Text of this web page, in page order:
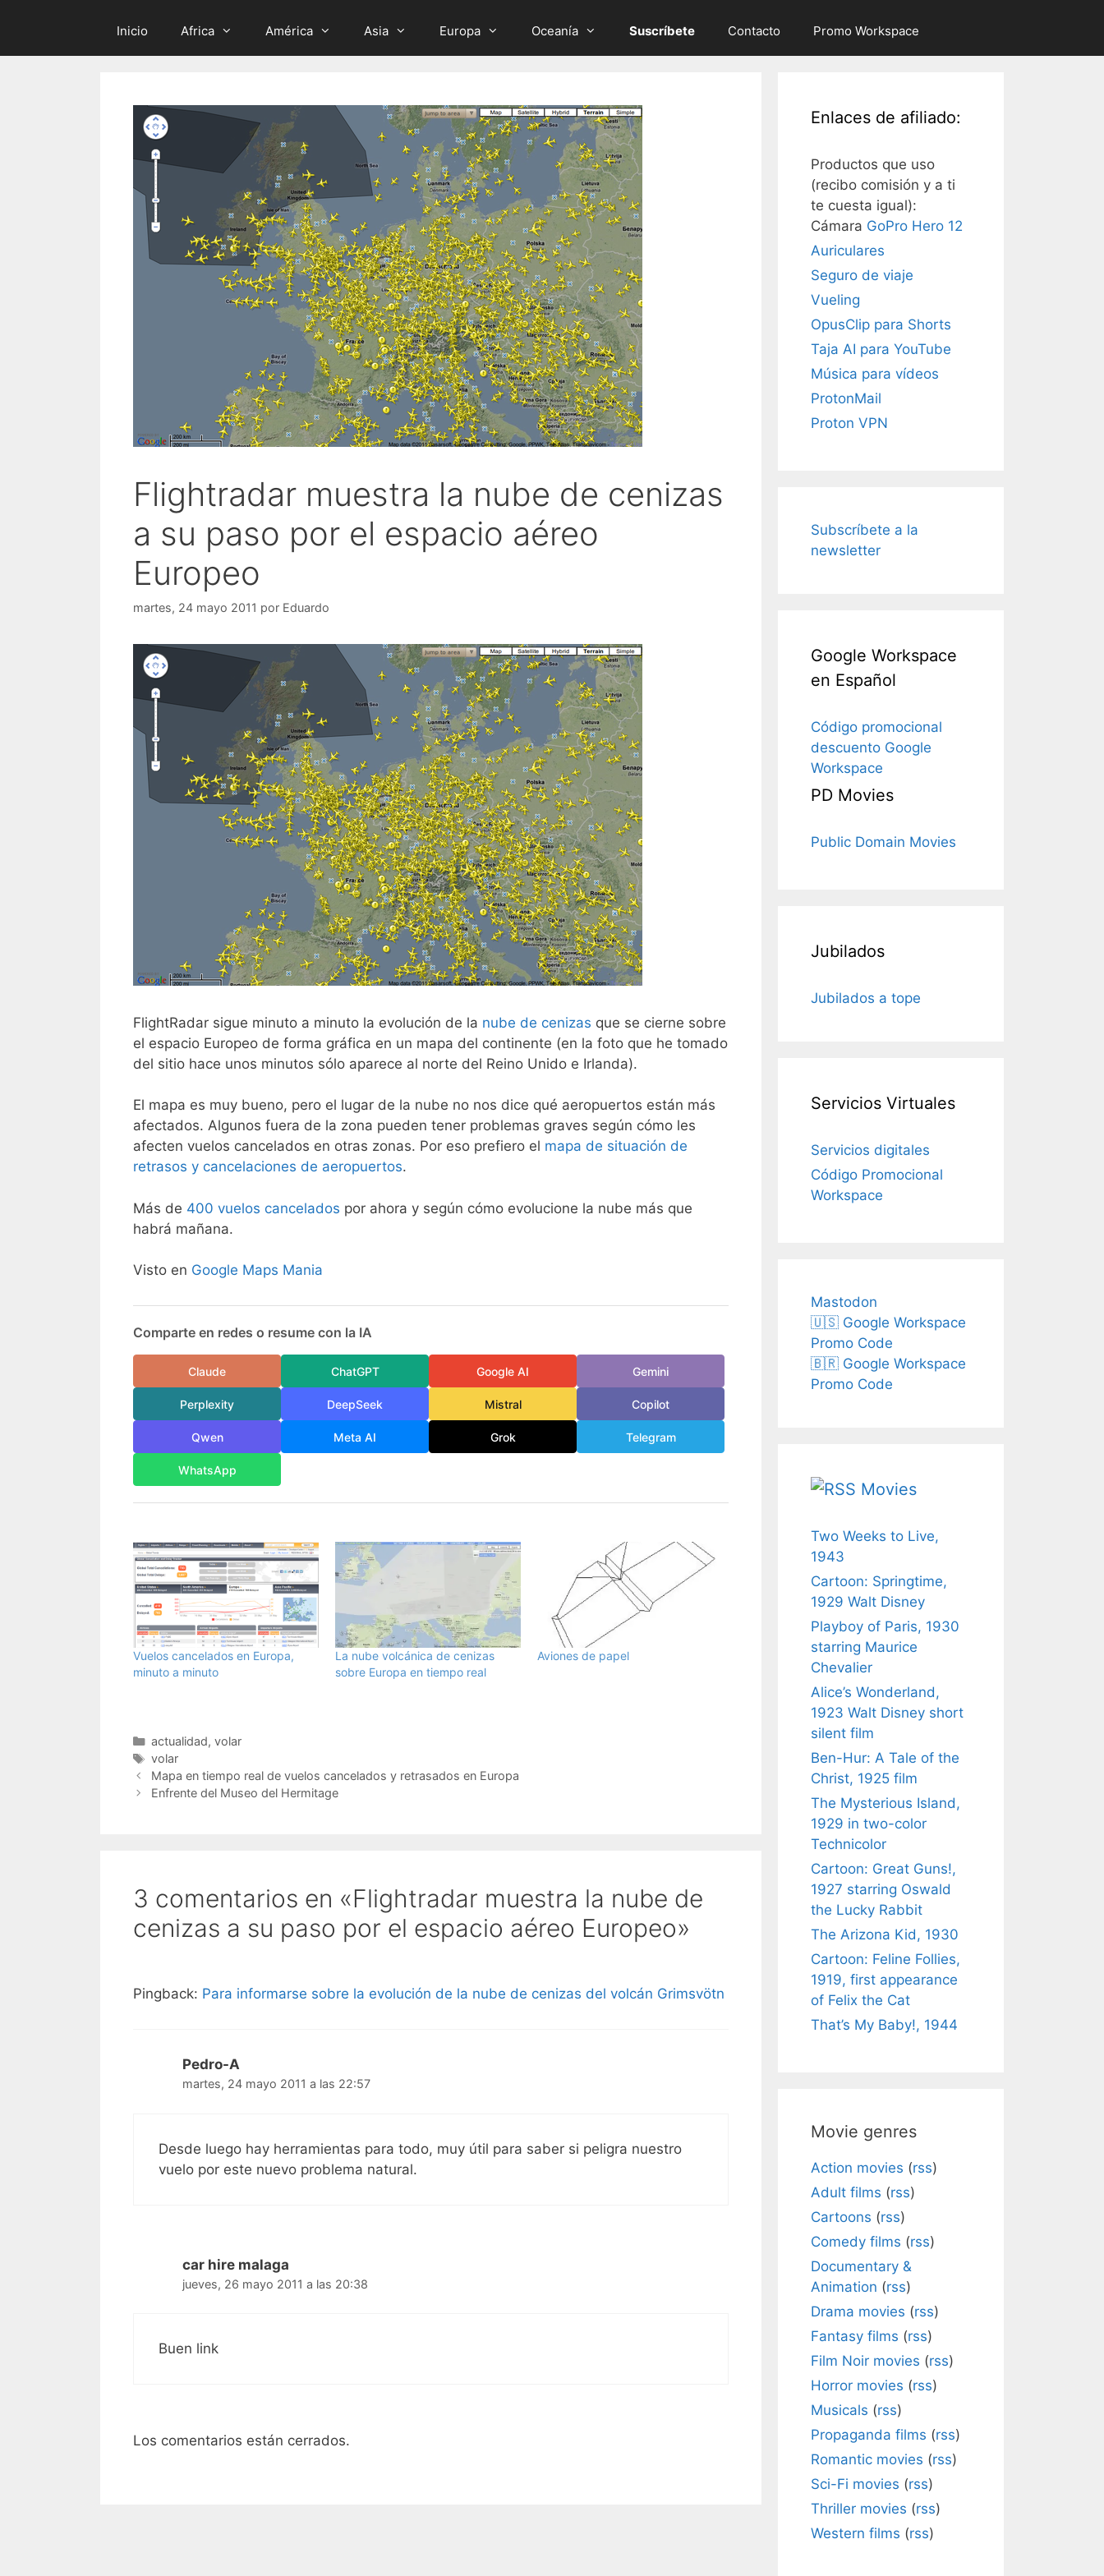
Inicio Africa América Asia Europa Oceanía Suscríbete Contacto Promo Workspace
Flightradar muestra la nube de cenizas
a su paso por el espacio aéreo
Europeo
martes, 24 mayo 2011 por Eduardo
FlightRadar sigue minuto a minuto la evolución de la nube de cenizas que se cierne sobre
el espacio Europeo de forma gráfica en un mapa del continente (en la foto que he tomado
del sitio hace unos minutos sólo aparece al norte del Reino Unido e Irlanda).
El mapa es muy bueno, pero el lugar de la nube no nos dice qué aeropuertos están más
afectados. Algunos fuera de la zona pueden tener problemas graves según cómo les
afecten vuelos cancelados en otras zonas. Por eso prefiero el mapa de situación de
retrasos y cancelaciones de aeropuertos.
Más de 400 vuelos cancelados por ahora y según cómo evolucione la nube más que
habrá mañana.
Visto en Google Maps Mania
Comparte en redes o resume con la IA
Claude ChatGPT Google AI Gemini
Perplexity DeepSeek Mistral Copilot
Qwen Meta AI Grok Telegram
WhatsApp
Vuelos cancelados en Europa,
minuto a minuto
La nube volcánica de cenizas
sobre Europa en tiempo real
Aviones de papel
Categorías
actualidad, volar
Etiquetas
volar
Mapa en tiempo real de vuelos cancelados y retrasados en Europa
Enfrente del Museo del Hermitage
3 comentarios en «Flightradar muestra la nube de
cenizas a su paso por el espacio aéreo Europeo»
Pingback: Para informarse sobre la evolución de la nube de cenizas del volcán Grimsvötn
Pedro-A
martes, 24 mayo 2011 a las 22:57
Desde luego hay herramientas para todo, muy útil para saber si peligra nuestro
vuelo por este nuevo problema natural.
car hire malaga
jueves, 26 mayo 2011 a las 20:38
Buen link
Los comentarios están cerrados.
Enlaces de afiliado:
Productos que uso
(recibo comisión y a ti
te cuesta igual):
Cámara GoPro Hero 12
Auriculares
Seguro de viaje
Vueling
OpusClip para Shorts
Taja AI para YouTube
Música para vídeos
ProtonMail
Proton VPN
Subscríbete a la
newsletter
Google Workspace
en Español
Código promocional
descuento Google
Workspace
PD Movies
Public Domain Movies
Jubilados
Jubilados a tope
Servicios Virtuales
Servicios digitales
Código Promocional
Workspace
Mastodon
🇺🇸 Google Workspace
Promo Code
🇧🇷 Google Workspace
Promo Code
Movies
Two Weeks to Live,
1943
Cartoon: Springtime,
1929 Walt Disney
Playboy of Paris, 1930
starring Maurice
Chevalier
Alice’s Wonderland,
1923 Walt Disney short
silent film
Ben-Hur: A Tale of the
Christ, 1925 film
The Mysterious Island,
1929 in two-color
Technicolor
Cartoon: Great Guns!,
1927 starring Oswald
the Lucky Rabbit
The Arizona Kid, 1930
Cartoon: Feline Follies,
1919, first appearance
of Felix the Cat
That’s My Baby!, 1944
Movie genres
Action movies (rss)
Adult films (rss)
Cartoons (rss)
Comedy films (rss)
Documentary &
Animation (rss)
Drama movies (rss)
Fantasy films (rss)
Film Noir movies (rss)
Horror movies (rss)
Musicals (rss)
Propaganda films (rss)
Romantic movies (rss)
Sci-Fi movies (rss)
Thriller movies (rss)
Western films (rss)